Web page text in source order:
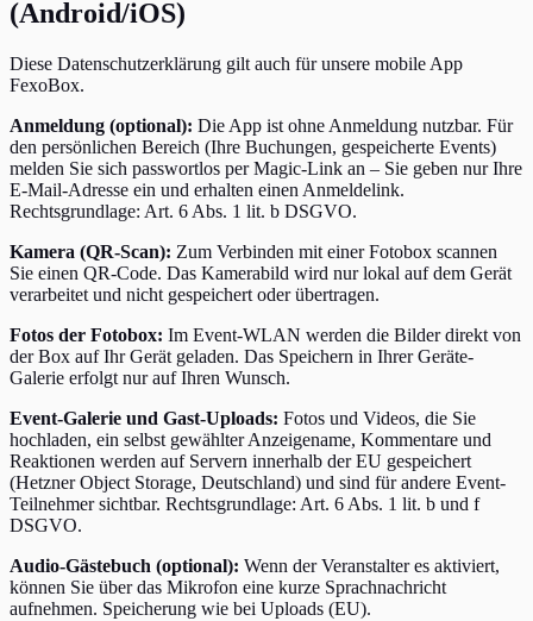
(Android/iOS)
Diese Datenschutzerklärung gilt auch für unsere mobile App
FexoBox.
Anmeldung (optional): Die App ist ohne Anmeldung nutzbar. Für
den persönlichen Bereich (Ihre Buchungen, gespeicherte Events)
melden Sie sich passwortlos per Magic-Link an – Sie geben nur Ihre
E-Mail-Adresse ein und erhalten einen Anmeldelink.
Rechtsgrundlage: Art. 6 Abs. 1 lit. b DSGVO.
Kamera (QR-Scan): Zum Verbinden mit einer Fotobox scannen
Sie einen QR-Code. Das Kamerabild wird nur lokal auf dem Gerät
verarbeitet und nicht gespeichert oder übertragen.
Fotos der Fotobox: Im Event-WLAN werden die Bilder direkt von
der Box auf Ihr Gerät geladen. Das Speichern in Ihrer Geräte-
Galerie erfolgt nur auf Ihren Wunsch.
Event-Galerie und Gast-Uploads: Fotos und Videos, die Sie
hochladen, ein selbst gewählter Anzeigename, Kommentare und
Reaktionen werden auf Servern innerhalb der EU gespeichert
(Hetzner Object Storage, Deutschland) und sind für andere Event-
Teilnehmer sichtbar. Rechtsgrundlage: Art. 6 Abs. 1 lit. b und f
DSGVO.
Audio-Gästebuch (optional): Wenn der Veranstalter es aktiviert,
können Sie über das Mikrofon eine kurze Sprachnachricht
aufnehmen. Speicherung wie bei Uploads (EU).